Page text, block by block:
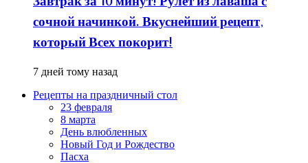
сочной начинкой. Вкуснейший рецепт,
который Всех покорит!
7 дней тому назад
Рецепты на праздничный стол
23 февраля
8 марта
День влюбленных
Новый Год и Рождество
Пасха